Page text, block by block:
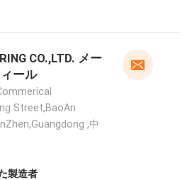
CO.,LTD. メー
ール
Street,BaoAn
,中
製造者